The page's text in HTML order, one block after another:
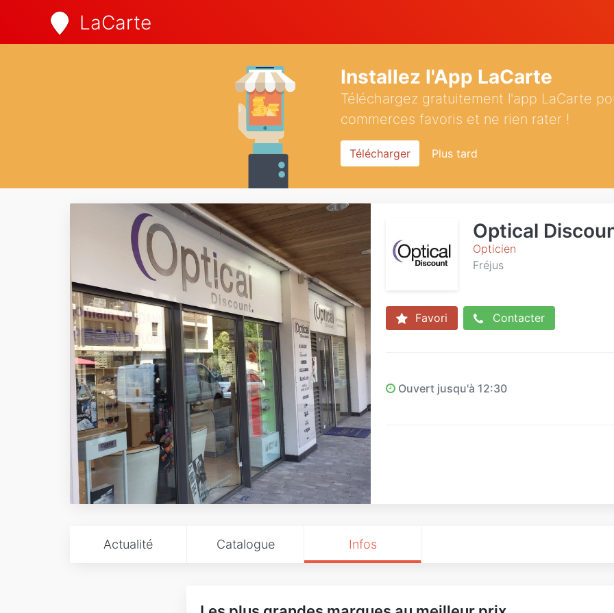
LaCarte
Installez l'App LaCarte
Téléchargez gratuitement l'app LaCarte
commerces favoris et ne rien rater !
Télécharger Plus tard
Optical
Opticien
Fréjus
Favori Contacter
Ouvert jusqu'à 12:30
Actualité Catalogue Infos